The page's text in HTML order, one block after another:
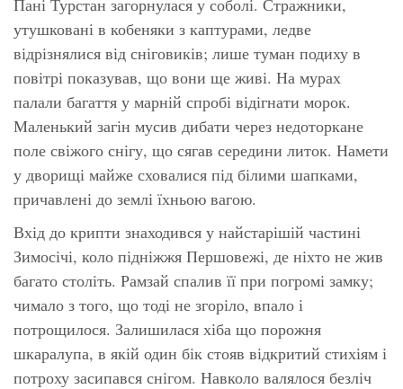
утушковані в кобеняки з каптурами, ледве
відрізнялися від сніговиків; лише туман подиху в
повітрі показував, що вони ще живі. На мурах
палали багаття у марній спробі відігнати морок.
Маленький загін мусив дибати через недоторкане
поле свіжого снігу, що сягав середини литок. Намети
у дворищі майже сховалися під білими шапками,
причавлені до землі їхньою вагою.
Вхід до крипти знаходився у найстарішій частині
Зимосічі, коло підніжжя Першовежі, де ніхто не жив
багато століть. Рамзай спалив її при погромі замку;
чимало з того, що тоді не згоріло, впало і
потрощилося. Залишилася хіба що порожня
шкаралупа, в якій один бік стояв відкритий стихіям і
потроху засипався снігом. Навколо валялося безліч